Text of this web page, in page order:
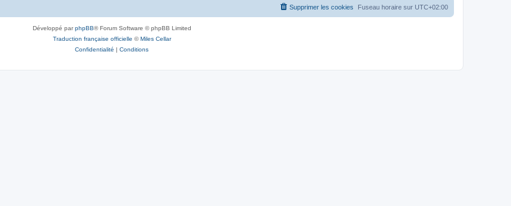
Fuseau horaire sur UTC+02:00
Supprimer les cookies
Développé parphpBB® Forum Software © phpBB Limited
Traduction française officielle ©Miles Cellar
Confidentialité | Conditions